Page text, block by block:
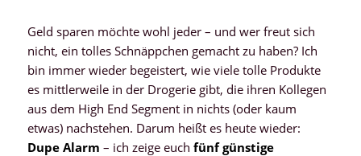
Geld sparen möchte wohl jeder – und wer freut sich
nicht, ein tolles Schnäppchen gemacht zu haben? Ich
bin immer wieder begeistert, wie viele tolle Produkte
es mittlerweile in der Drogerie gibt, die ihren Kollegen
aus dem High End Segment in nichts (oder kaum
etwas) nachstehen. Darum heißt es heute wieder:
Dupe Alarm – ich zeige euch fünf günstige